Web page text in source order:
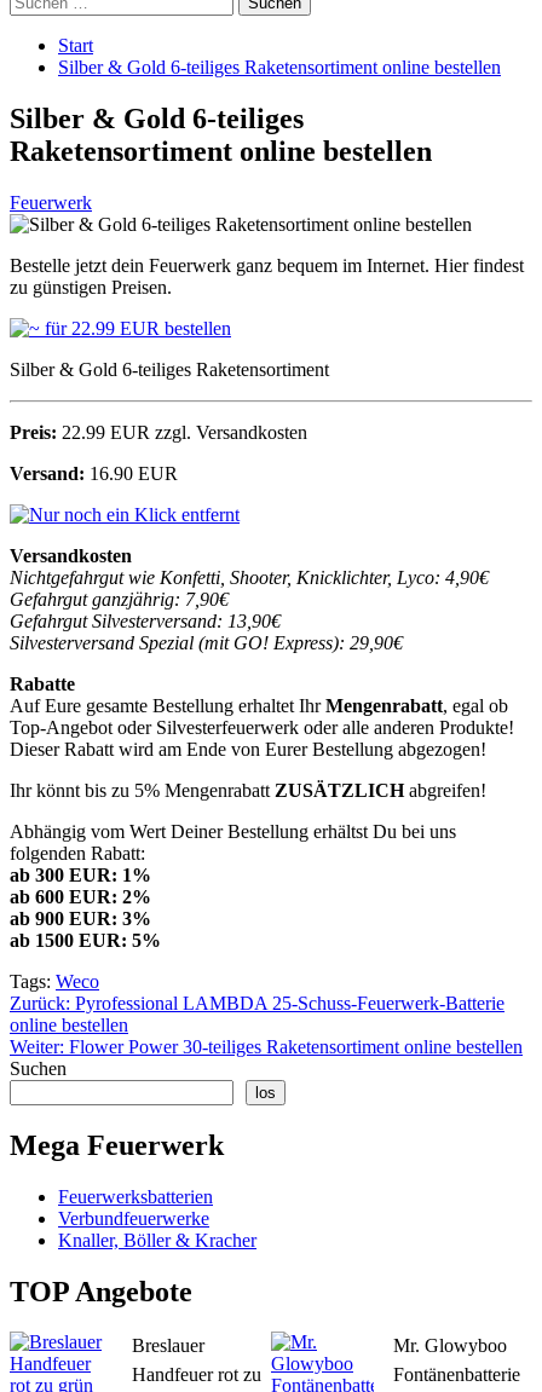
nach:
Start
Silber & Gold 6-teiliges Raketensortiment online bestellen
Silber & Gold 6-teiliges
Raketensortiment online bestellen
Feuerwerk
Bestelle jetzt dein Feuerwerk ganz bequem im Internet. Hier findest
zu günstigen Preisen.
Silber & Gold 6-teiliges Raketensortiment
Preis: 22.99 EUR zzgl. Versandkosten
Versand: 16.90 EUR
Versandkosten
Nichtgefahrgut wie Konfetti, Shooter, Knicklichter, Lyco: 4,90€
Gefahrgut ganzjährig: 7,90€
Gefahrgut Silvesterversand: 13,90€
Silvesterversand Spezial (mit GO! Express): 29,90€
Rabatte
Auf Eure gesamte Bestellung erhaltet IhrMengenrabatt, egal ob
Top-Angebot oder Silvesterfeuerwerk oder alle anderen Produkte!
Dieser Rabatt wird am Ende von Eurer Bestellung abgezogen!
Ihr könnt bis zu 5% Mengenrabatt ZUSÄTZLICHabgreifen!
Abhängig vom Wert Deiner Bestellung erhältst Du bei uns
folgenden Rabatt:
ab 300 EUR: 1%
ab 600 EUR: 2%
ab 900 EUR: 3%
ab 1500 EUR: 5%
Tags: Weco
Beitragsnavigation
Zurück: Pyrofessional LAMBDA 25-Schuss-Feuerwerk-Batterie
online bestellen
Weiter: Flower Power 30-teiliges Raketensortiment online bestellen
Suchen
los
Mega Feuerwerk
Feuerwerksbatterien
Verbundfeuerwerke
Knaller, Böller & Kracher
TOP Angebote
Breslauer
Handfeuer rot zu
Mr. Glowyboo
Fontänenbatterie